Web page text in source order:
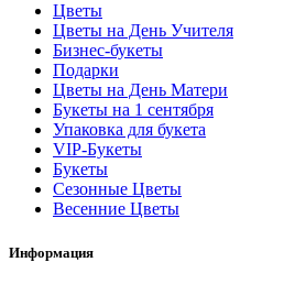
Цветы
Цветы на День Учителя
Бизнес-букеты
Подарки
Цветы на День Матери
Букеты на 1 сентября
Упаковка для букета
VIP-Букеты
Букеты
Сезонные Цветы
Весенние Цветы
Информация